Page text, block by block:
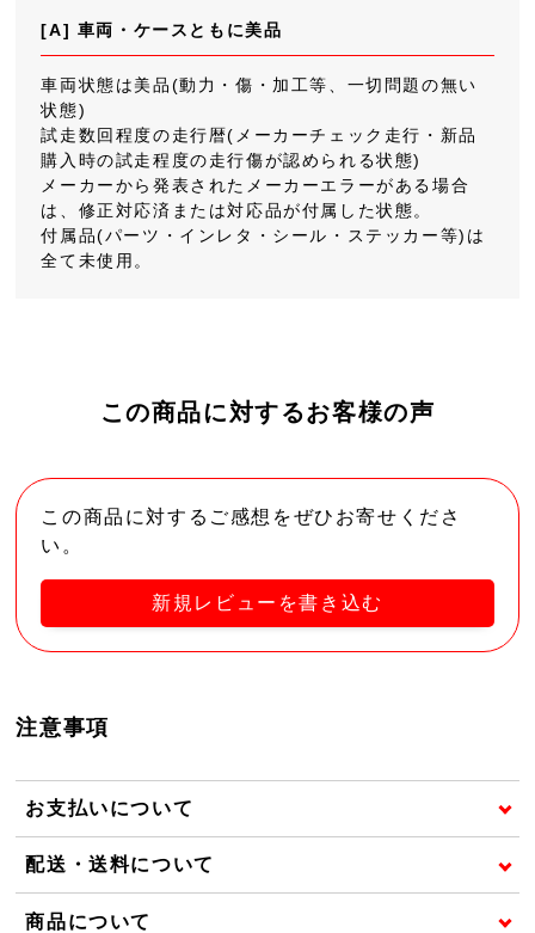
[A] 車両・ケースともに美品
車両状態は美品(動力・傷・加工等、一切問題の無い
状態)
試走数回程度の走行暦(メーカーチェック走行・新品
購入時の試走程度の走行傷が認められる状態)
メーカーから発表されたメーカーエラーがある場合
は、修正対応済または対応品が付属した状態。
付属品(パーツ・インレタ・シール・ステッカー等)は
全て未使用。
この商品に対するお客様の声
この商品に対するご感想をぜひお寄せくださ
い。
新規レビューを書き込む
注意事項
お支払いについて
配送・送料について
商品について